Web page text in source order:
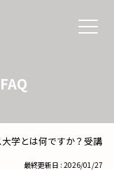
学とは何ですか？受講
最終更新日 : 2026/01/27